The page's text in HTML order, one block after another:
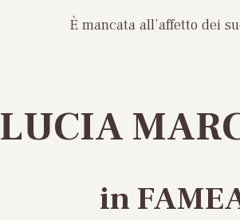
È mancata all’affetto dei
LUCIA
in